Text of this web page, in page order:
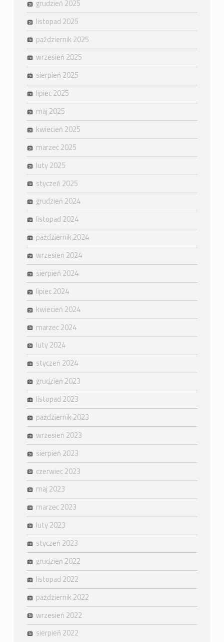
grudzień 2025
listopad 2025
październik 2025
wrzesień 2025
sierpień 2025
lipiec 2025
maj 2025
kwiecień 2025
marzec 2025
luty 2025
styczeń 2025
grudzień 2024
listopad 2024
październik 2024
wrzesień 2024
sierpień 2024
lipiec 2024
kwiecień 2024
marzec 2024
luty 2024
styczeń 2024
grudzień 2023
listopad 2023
październik 2023
wrzesień 2023
sierpień 2023
czerwiec 2023
maj 2023
marzec 2023
luty 2023
styczeń 2023
grudzień 2022
listopad 2022
październik 2022
wrzesień 2022
sierpień 2022